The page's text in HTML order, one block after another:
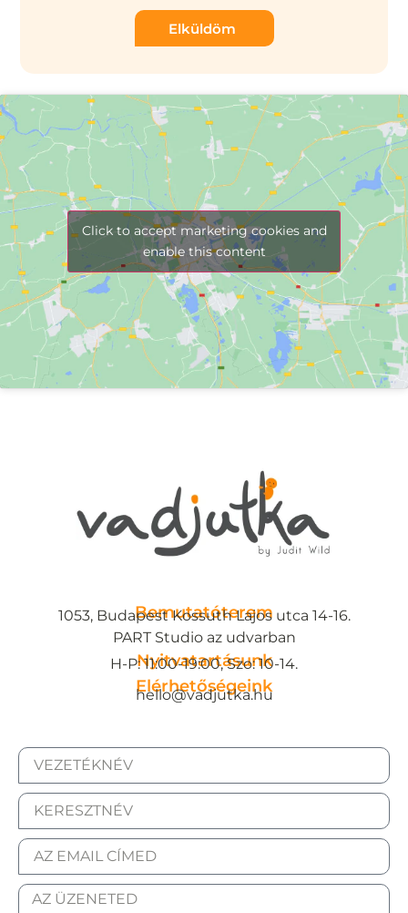
Elküldöm
Click to accept marketing cookies and
enable this content
Bemutatóterem
1053, Budapest Kossuth Lajos utca 14-16.
PART Studio az udvarban
Nyitvatartásunk
H-P: 11:00-19:00, Szo: 10-14.
Elérhetőségeink
hello@vadjutka.hu